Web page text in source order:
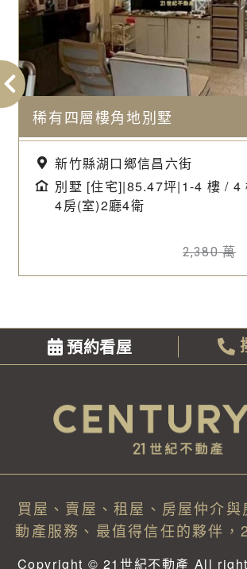
稀有四層樓角地別墅
新竹縣湖口鄉信昌六街
別墅 [住宅]|85.47坪|1-4 樓 / 4
4房(室)2廳4衛
2,380萬
預約看屋
買屋、賣屋、租屋、房屋仲介與
動產服務、最值得信任的夥伴，
Copyright © 21世紀不動產 All